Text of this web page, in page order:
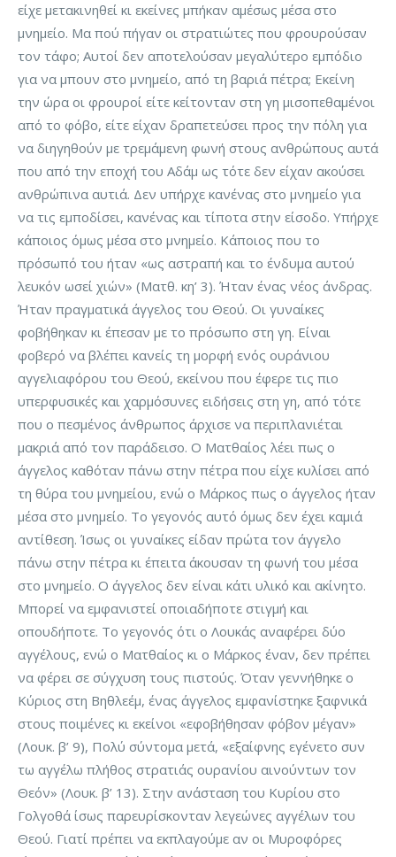
είχε μετακινηθεί κι εκείνες μπήκαν αμέσως μέσα στο
μνημείο. Μα πού πήγαν οι στρατιώτες που φρουρούσαν
τον τάφο; Αυτοί δεν αποτελούσαν μεγαλύτερο εμπόδιο
για να μπουν στο μνημείο, από τη βαριά πέτρα; Εκείνη
την ώρα οι φρουροί είτε κείτονταν στη γη μισοπεθαμένοι
από το φόβο, είτε είχαν δραπετεύσει προς την πόλη για
να διηγηθούν με τρεμάμενη φωνή στους ανθρώπους αυτά
που από την εποχή του Αδάμ ως τότε δεν είχαν ακούσει
ανθρώπινα αυτιά. Δεν υπήρχε κανένας στο μνημείο για
να τις εμποδίσει, κανένας και τίποτα στην είσοδο. Υπήρχε
κάποιος όμως μέσα στο μνημείο. Κάποιος που το
πρόσωπό του ήταν «ως αστραπή και το ένδυμα αυτού
λευκόν ωσεί χιών» (Ματθ. κη’ 3). Ήταν ένας νέος άνδρας.
Ήταν πραγματικά άγγελος του Θεού. Οι γυναίκες
φοβήθηκαν κι έπεσαν με το πρόσωπο στη γη. Είναι
φοβερό να βλέπει κανείς τη μορφή ενός ουράνιου
αγγελιαφόρου του Θεού, εκείνου που έφερε τις πιο
υπερφυσικές και χαρμόσυνες ειδήσεις στη γη, από τότε
που ο πεσμένος άνθρωπος άρχισε να περιπλανιέται
μακριά από τον παράδεισο. Ο Ματθαίος λέει πως ο
άγγελος καθόταν πάνω στην πέτρα που είχε κυλίσει από
τη θύρα του μνημείου, ενώ ο Μάρκος πως ο άγγελος ήταν
μέσα στο μνημείο. Το γεγονός αυτό όμως δεν έχει καμιά
αντίθεση. Ίσως οι γυναίκες είδαν πρώτα τον άγγελο
πάνω στην πέτρα κι έπειτα άκουσαν τη φωνή του μέσα
στο μνημείο. Ο άγγελος δεν είναι κάτι υλικό και ακίνητο.
Μπορεί να εμφανιστεί οποιαδήποτε στιγμή και
οπουδήποτε. Το γεγονός ότι ο Λουκάς αναφέρει δύο
αγγέλους, ενώ ο Ματθαίος κι ο Μάρκος έναν, δεν πρέπει
να φέρει σε σύγχυση τους πιστούς. Όταν γεννήθηκε ο
Κύριος στη Βηθλεέμ, ένας άγγελος εμφανίστηκε ξαφνικά
στους ποιμένες κι εκείνοι «εφοβήθησαν φόβον μέγαν»
(Λουκ. β’ 9), Πολύ σύντομα μετά, «εξαίφνης εγένετο συν
τω αγγέλω πλήθος στρατιάς ουρανίου αινούντων τον
Θεόν» (Λουκ. β’ 13). Στην ανάσταση του Κυρίου στο
Γολγοθά ίσως παρευρίσκονταν λεγεώνες αγγέλων του
Θεού. Γιατί πρέπει να εκπλαγούμε αν οι Μυροφόρες